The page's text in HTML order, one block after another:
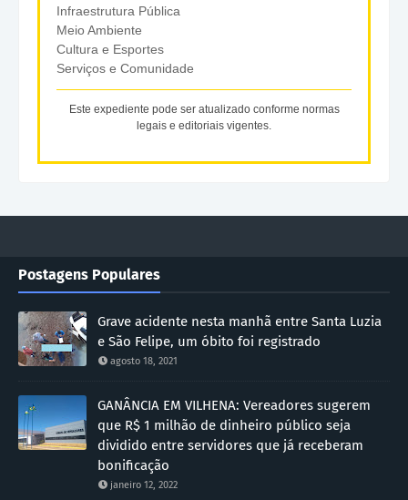
Infraestrutura Pública
Meio Ambiente
Cultura e Esportes
Serviços e Comunidade
Este expediente pode ser atualizado conforme normas
legais e editoriais vigentes.
Postagens Populares
Grave acidente nesta manhã entre Santa Luzia
e São Felipe, um óbito foi registrado
agosto 18, 2021
GANÂNCIA EM VILHENA: Vereadores sugerem
que R$ 1 milhão de dinheiro público seja
dividido entre servidores que já receberam
bonificação
janeiro 12, 2022